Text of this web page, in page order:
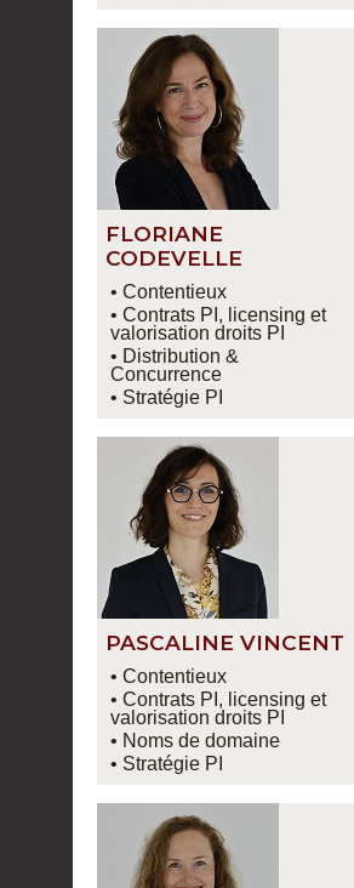
FLORIANE
CODEVELLE
• Contentieux
• Contrats PI, licensing et
valorisation droits PI
• Distribution &
Concurrence
• Stratégie PI
PASCALINE VINCENT
• Contentieux
• Contrats PI, licensing et
valorisation droits PI
• Noms de domaine
• Stratégie PI